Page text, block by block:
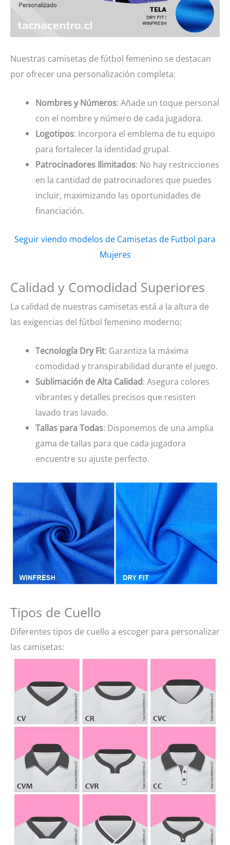
Nuestras camisetas de fútbol femenino se destacan
por ofrecer una personalización completa:
Nombres y Números: Añade un toque personal
con el nombre y número de cada jugadora.
Logotipos: Incorpora el emblema de tu equipo
para fortalecer la identidad grupal.
Patrocinadores Ilimitados: No hay restricciones
en la cantidad de patrocinadores que puedes
incluir, maximizando las oportunidades de
financiación.
Seguir viendo modelos de Camisetas de Futbol para
Mujeres
Calidad y Comodidad Superiores
La calidad de nuestras camisetas está a la altura de
las exigencias del fútbol femenino moderno:
Tecnología Dry Fit: Garantiza la máxima
comodidad y transpirabilidad durante el juego.
Sublimación de Alta Calidad: Asegura colores
vibrantes y detalles precisos que resisten
lavado tras lavado.
Tallas para Todas: Disponemos de una amplia
gama de tallas para que cada jugadora
encuentre su ajuste perfecto.
Tipos de Cuello
Diferentes tipos de cuello a escoger para personalizar
las camisetas: